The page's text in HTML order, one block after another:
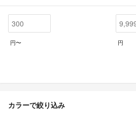
円〜 円
カラーで絞り込み